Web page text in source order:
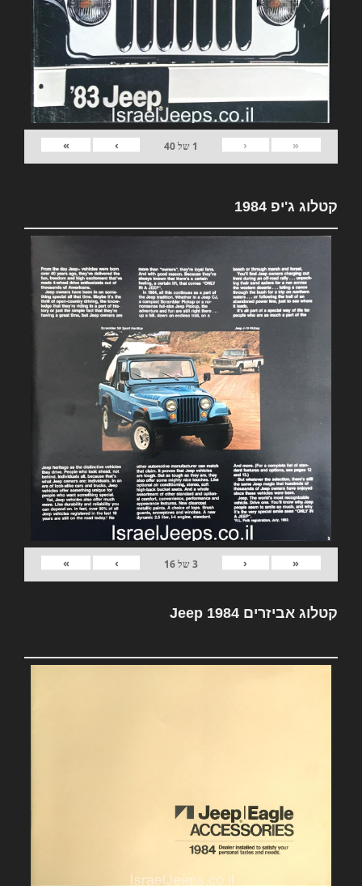
«
‹
1 של40
›
»
קטלוג ג'יפ 1984
«
‹
3של16
›
»
קטלוג אביזרים Jeep 1984